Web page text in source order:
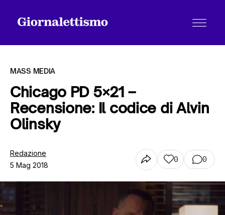
Tutti gli articoli
Chi siamo
Contatti
MASS MEDIA
Chicago PD 5×21 –
Recensione: Il codice di Alvin
Olinsky
Redazione
5 Mag 2018
0 0